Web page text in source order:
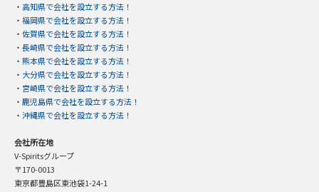
・ 高知県で会社を設立する方法！
・ 福岡県で会社を設立する方法！
・ 佐賀県で会社を設立する方法！
・ 長崎県で会社を設立する方法！
・ 熊本県で会社を設立する方法！
・ 大分県で会社を設立する方法！
・ 宮崎県で会社を設立する方法！
・ 鹿児島県で会社を設立する方法！
・ 沖縄県で会社を設立する方法！
会社所在地
V-Spiritsグループ
〒170-0013
東京都豊島区東池袋1-24-1